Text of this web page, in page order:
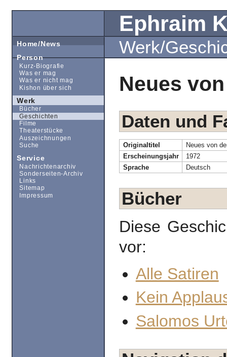
Ephraim
Werk/
Neues
Daten und
Originaltitel
Neues von
Erscheinungsjahr
1972
Sprache
Deutsch
Bücher
Diese
vor:
Alle Satiren
Kein
Salomos
Home/News
Person
Kurz-Biografie
Was er mag
Was er nicht mag
Kishon über sich
Werk
Bücher
Geschichten
Filme
Theaterstücke
Auszeichnungen
Suche
Service
Nachrichtenarchiv
Sonderseiten-Archiv
Links
Sitemap
Impressum